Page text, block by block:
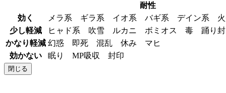
耐性
効く
メラ系 ギラ系 イオ系 バギ系 デイン系
少し軽減
ヒャド系 吹雪 ルカニ ボミオス 毒 踊り
かなり軽減 幻惑 即死 混乱 休み マヒ
効かない
眠り MP吸収 封印
閉じる